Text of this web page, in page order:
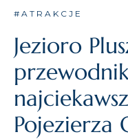
#ATRAKCJE
Jezioro
Pojezierza